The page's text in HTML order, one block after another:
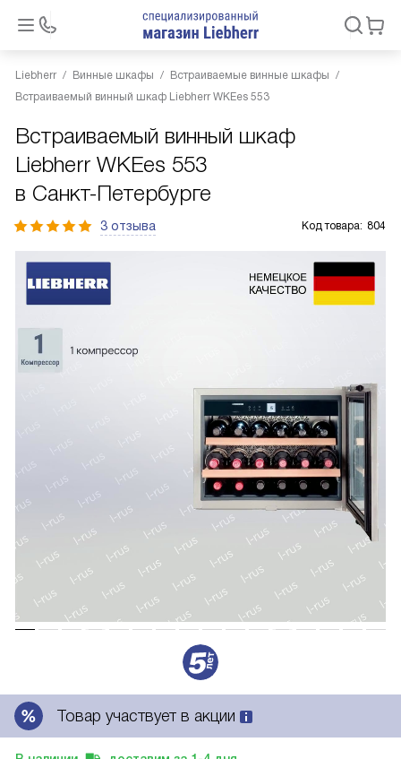
Liebherr Винные шкафы
Встраиваемые винные шкафы
Встраиваемый винный шкаф Liebherr WKEes 553
Встраиваемый винный шкаф
Liebherr WKEes 553
в Санкт-Петербурге
3 отзыва Код товара: 804
Товар участвует в акции